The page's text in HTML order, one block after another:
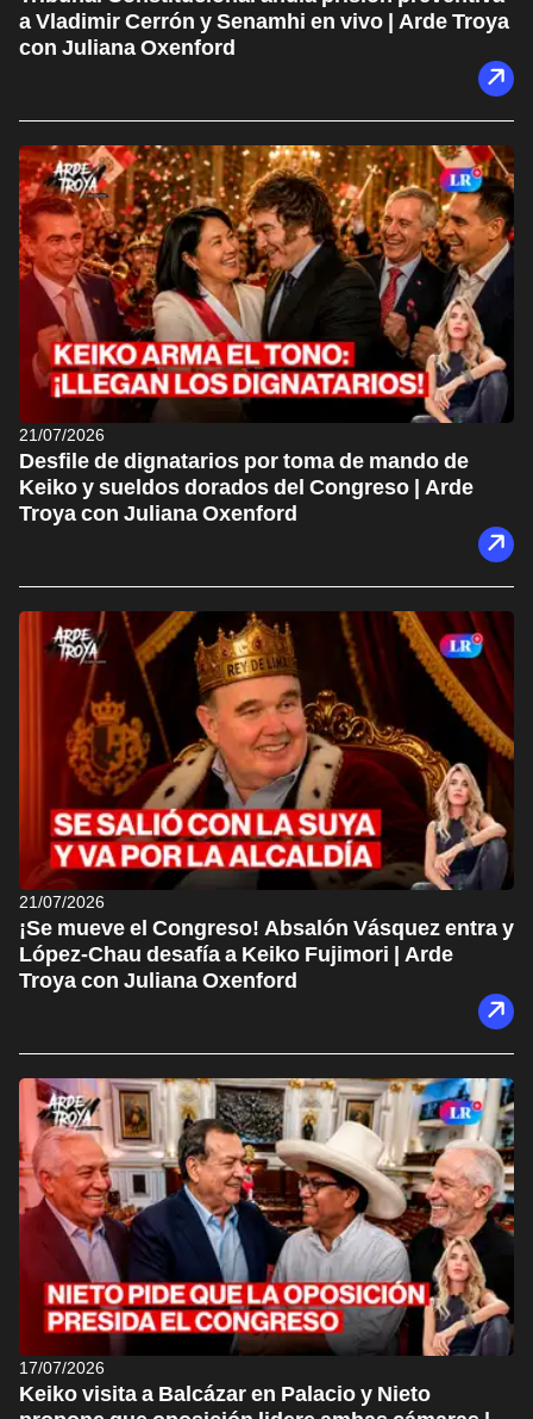
a Vladimir Cerrón y Senamhi en vivo | Arde Troya
con Juliana Oxenford
21/07/2026
Desfile de dignatarios por toma de mando de
Keiko y sueldos dorados del Congreso | Arde
Troya con Juliana Oxenford
21/07/2026
¡Se mueve el Congreso! Absalón Vásquez entra y
López-Chau desafía a Keiko Fujimori | Arde
Troya con Juliana Oxenford
17/07/2026
Keiko visita a Balcázar en Palacio y Nieto